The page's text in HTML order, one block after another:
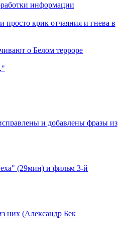
информации
крик отчаяния и гнева в
о Белом терроре
и добавлены фразы из
(29мин) и фильм 3-й
них (Александр Бек